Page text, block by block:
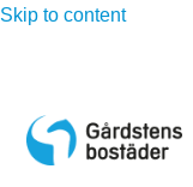
Skip to content